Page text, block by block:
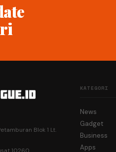
Blok 1 Lt.
KATEGORI
News
Gadget
Business
Apps